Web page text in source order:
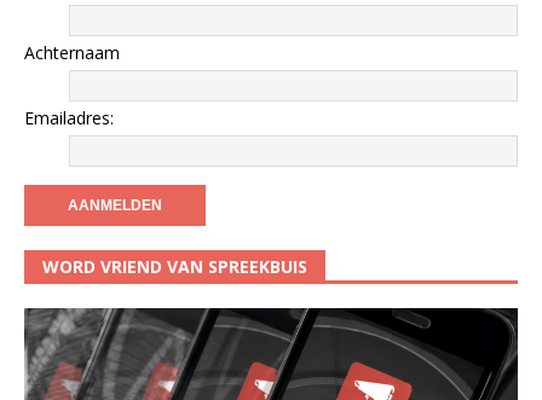
Achternaam
Emailadres:
WORD VRIEND VAN SPREEKBUIS